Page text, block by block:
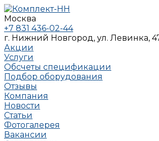
Москва
+7 831 436-02-44
г. Нижний Новгород, ул. Левинка,
Акции
Услуги
Обсчеты спецификации
Подбор оборудования
Отзывы
Компания
Новости
Статьи
Фотогалерея
Вакансии